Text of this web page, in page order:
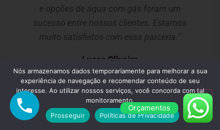
e opções de água com gás foram um
sucesso entre nossos clientes. Estamos
muito satisfeitos com essa parceria."
Lucas Oliveira
Guarulhos/SP
Orçamentos
Nós armazenamos dados temporariamente para melhorar a sua
experiência de navegação e recomendar conteúdo de seu
interesse. Ao utilizar nossos serviços, você concorda com tal
monitoramento.
Prosseguir
Políticas de Privacidade